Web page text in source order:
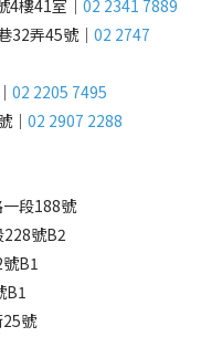
4樓41室｜ 02 2341 7889
32弄45號｜ 02 2747
02 2205 7495
｜ 02 2907 2288
段188號
228號B2
B1
B1
號